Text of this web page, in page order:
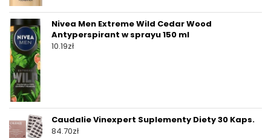
Nivea Men Extreme Wild Cedar Wood
Antyperspirant w sprayu 150 ml
10.19zł
Caudalie Vinexpert Suplementy Diety 30 Kaps.
84.70zł